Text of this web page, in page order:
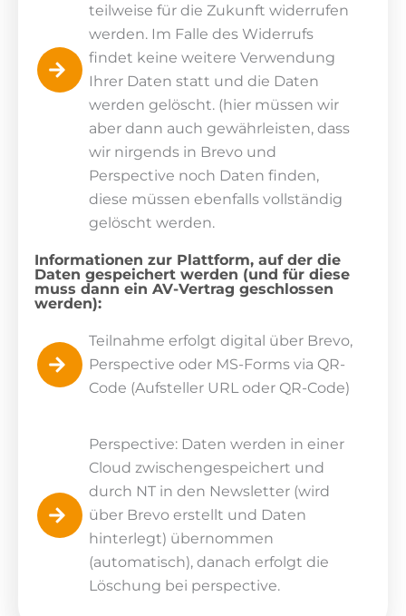
teilweise für die Zukunft widerrufen
werden. Im Falle des Widerrufs
findet keine weitere Verwendung
Ihrer Daten statt und die Daten
werden gelöscht. (hier müssen wir
aber dann auch gewährleisten, dass
wir nirgends in Brevo und
Perspective noch Daten finden,
diese müssen ebenfalls vollständig
gelöscht werden.
Informationen zur Plattform, auf der die
Daten gespeichert werden (und für diese
muss dann ein AV-Vertrag geschlossen
werden):
Teilnahme erfolgt digital über Brevo,
Perspective oder MS-Forms via QR-
Code (Aufsteller URL oder QR-Code)
Perspective: Daten werden in einer
Cloud zwischengespeichert und
durch NT in den Newsletter (wird
über Brevo erstellt und Daten
hinterlegt) übernommen
(automatisch), danach erfolgt die
Löschung bei perspective.